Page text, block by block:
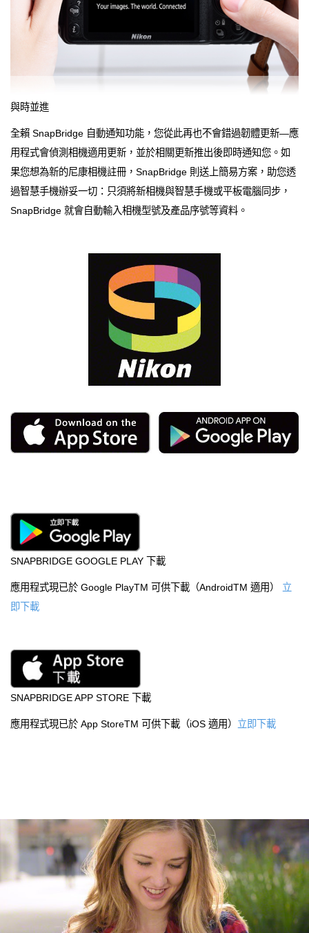
與時並進
全賴 SnapBridge 自動通知功能，您從此再也不會錯過韌體更新—應
用程式會偵測相機適用更新，並於相關更新推出後即時通知您。如
果您想為新的尼康相機註冊，SnapBridge 則送上簡易方案，助您透
過智慧手機辦妥一切：只須將新相機與智慧手機或平板電腦同步，
SnapBridge 就會自動輸入相機型號及產品序號等資料。
SNAPBRIDGE GOOGLE PLAY 下載
應用程式現已於 Google PlayTM 可供下載（AndroidTM 適用） 立
即下載
SNAPBRIDGE APP STORE 下載
應用程式現已於 App StoreTM 可供下載（iOS 適用） 立即下載